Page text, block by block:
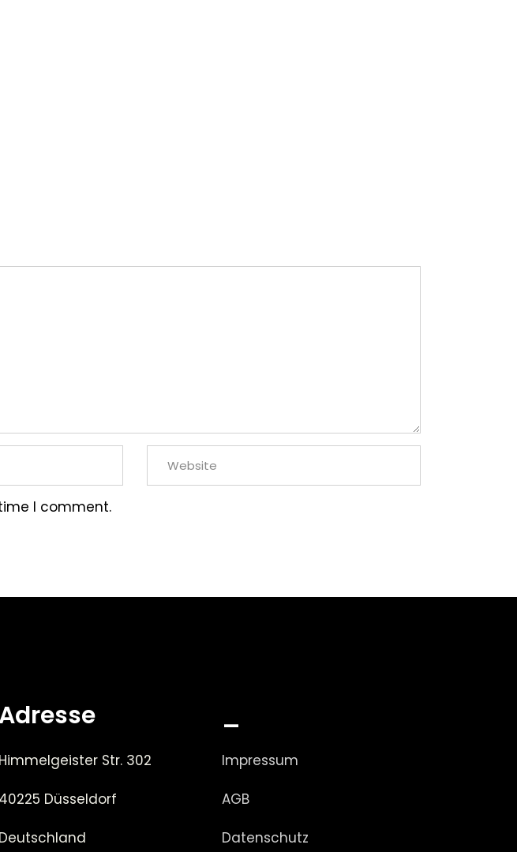
I comment.
Adresse
Himmelgeister Str. 302
40225 Düsseldorf
Deutschland
_
Impressum
AGB
Datenschutz